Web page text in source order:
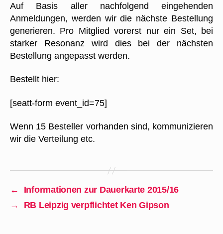
Auf Basis aller nachfolgend eingehenden
Anmeldungen, werden wir die nächste Bestellung
generieren. Pro Mitglied vorerst nur ein Set, bei
starker Resonanz wird dies bei der nächsten
Bestellung angepasst werden.
Bestellt hier:
[seatt-form event_id=75]
Wenn 15 Besteller vorhanden sind, kommunizieren
wir die Verteilung etc.
←
Informationen zur Dauerkarte 2015/16
→
RB Leipzig verpflichtet Ken Gipson